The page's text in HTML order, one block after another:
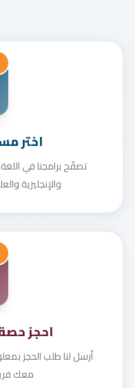
اختر
تصفّح برامجنا في اللغة
والإنجليزية
احجز
أرسل لنا طلب الحجز
معك فريقنا